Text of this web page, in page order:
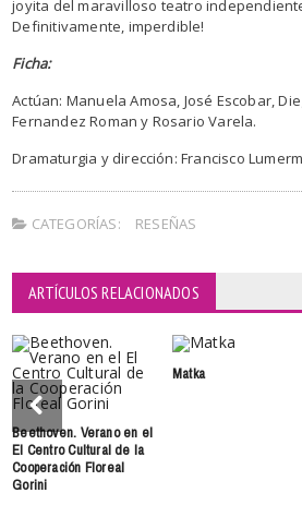
joyita del maravilloso teatro
Definitivamente, imperdible!
Ficha:
Actúan: Manuela Amosa, José Escobar,
Fernandez Roman y Rosario Varela.
Dramaturgia y dirección: Francisco
CATEGORÍAS: RESEÑAS
ARTÍCULOS RELACIONADOS
Beethoven. Verano en el
El Centro Cultural de la
Cooperación Floreal
Gorini
Matka